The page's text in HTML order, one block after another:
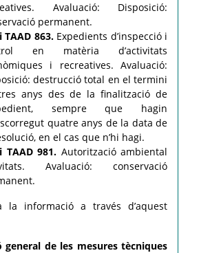
Avaluació: Disposició:
permanent.
TAAD 863.Expedients d’inspecció i
en matèria d’activitats
i recreatives. Avaluació:
destrucció total en el termini
anys des de la finalització de
sempre que hagin
quatre anys de la data de
en el cas que n’hi hagi.
TAAD 981. Autorització ambiental
Avaluació: conservació
la informació a través d’aquest
general de les mesures tècniques